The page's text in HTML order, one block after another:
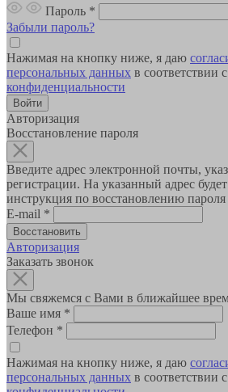
Пароль *
Забыли пароль?
Нажимая на кнопку ниже, я даю
персональных данных в соответствии с
конфиденциальности
Авторизация
Восстановление пароля
Введите адрес электронной почты,
регистрации. На указанный адрес
инструкция по восстановлению пароля
E-mail *
Авторизация
Заказать звонок
Мы свяжемся с Вами в ближайшее
Ваше имя *
Телефон *
Нажимая на кнопку ниже, я даю
персональных данных в соответствии с